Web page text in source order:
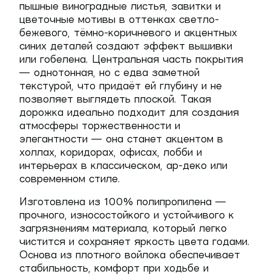
пышные виноградные листья, завитки и
цветочные мотивы в оттенках светло-
бежевого, тёмно-коричневого и акцентных
синих деталей создают эффект вышивки
или гобелена. Центральная часть покрытия
— однотонная, но с едва заметной
текстурой, что придаёт ей глубину и не
позволяет выглядеть плоской. Такая
дорожка идеально подходит для создания
атмосферы торжественности и
элегантности — она станет акцентом в
холлах, коридорах, офисах, лобби и
интерьерах в классическом, ар-деко или
современном стиле.
Изготовлена из 100% полипропилена —
прочного, износостойкого и устойчивого к
загрязнениям материала, который легко
чистится и сохраняет яркость цвета годами.
Основа из плотного войлока обеспечивает
стабильность, комфорт при ходьбе и